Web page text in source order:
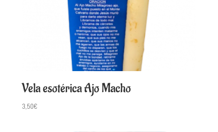
Vela esotérica Ajo Macho
3,50€